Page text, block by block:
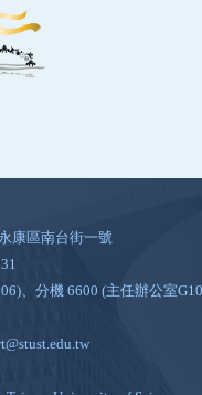
康區南台街一號
、分機 6600 (主任辦公室